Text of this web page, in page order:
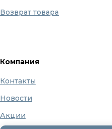
Возврат товара
Компания
Контакты
Новости
Акции